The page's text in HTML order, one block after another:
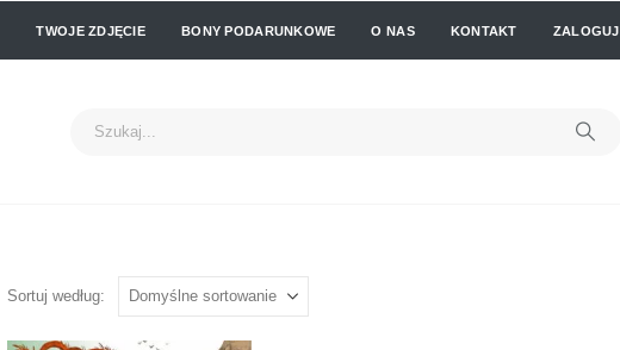
TWOJE ZDJĘCIE BONY PODARUNKOWE O NAS KONTAKT
Sortuj według: